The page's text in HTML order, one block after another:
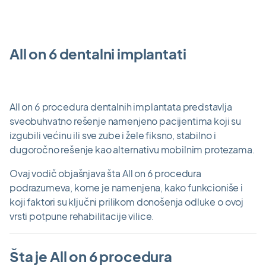
All on 6 dentalni implantati
All on 6 procedura dentalnih implantata predstavlja
sveobuhvatno rešenje namenjeno pacijentima koji su
izgubili većinu ili sve zube i žele fiksno, stabilno i
dugoročno rešenje kao alternativu mobilnim protezama.
Ovaj vodič objašnjava šta All on 6 procedura
podrazumeva, kome je namenjena, kako funkcioniše i
koji faktori su ključni prilikom donošenja odluke o ovoj
vrsti potpune rehabilitacije vilice.
Šta je All on 6 procedura